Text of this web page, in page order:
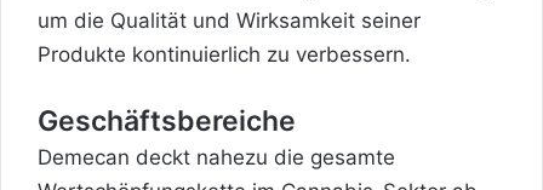
um die Qualität und Wirksamkeit seiner
Produkte kontinuierlich zu verbessern.
Geschäftsbereiche
Demecan deckt nahezu die gesamte